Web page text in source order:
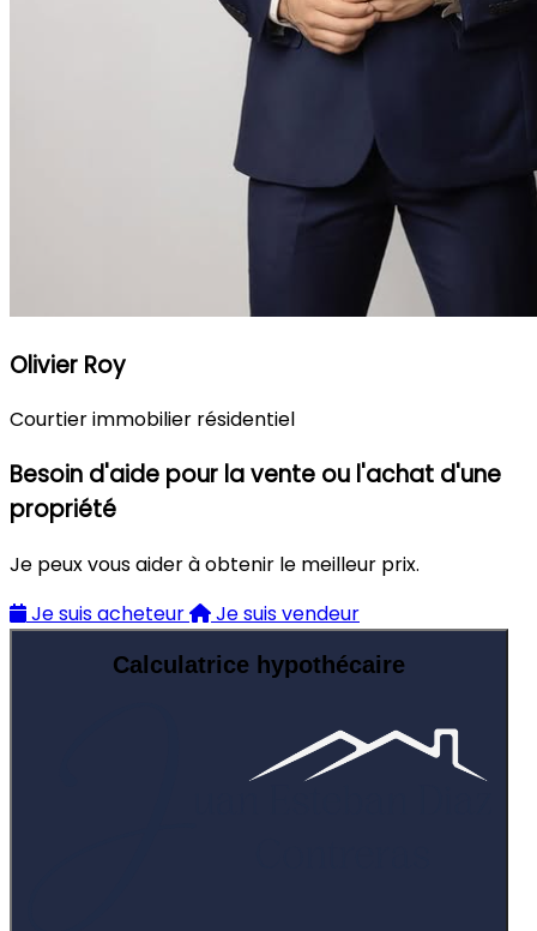
Olivier Roy
Courtier immobilier résidentiel
Besoin d'aide pour la vente ou l'achat d'une
propriété
Je peux vous aider à obtenir le meilleur prix.
Je suis acheteur
Je suis vendeur
Calculatrice hypothécaire